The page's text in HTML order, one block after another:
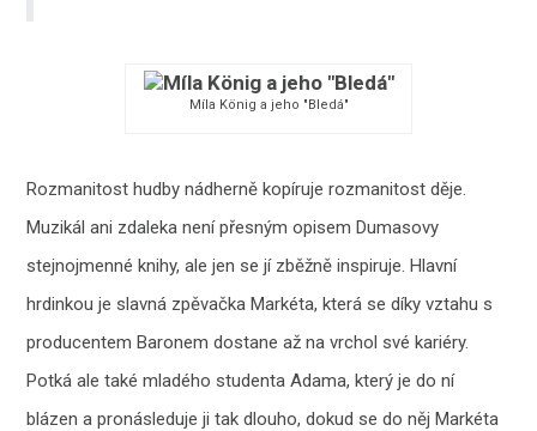
Míla König a jeho "Bledá"
Rozmanitost hudby nádherně kopíruje rozmanitost děje.
Muzikál ani zdaleka není přesným opisem Dumasovy
stejnojmenné knihy, ale jen se jí zběžně inspiruje. Hlavní
hrdinkou je slavná zpěvačka Markéta, která se díky vztahu s
producentem Baronem dostane až na vrchol své kariéry.
Potká ale také mladého studenta Adama, který je do ní
blázen a pronásleduje ji tak dlouho, dokud se do něj Markéta